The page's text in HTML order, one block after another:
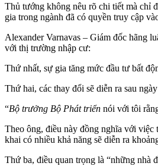
Thủ tướng không nêu rõ chi tiết mà chỉ
gia trong ngành đã có quyền truy cập
Alexander Varnavas – Giám đốc hãng
với thị trường nhập cư:
Thứ nhất, sự gia tăng mức đầu tư bất
Thứ hai, các thay đổi sẽ diễn ra sau
“Bộ trưởng Bộ Phát triển nói với tôi
Theo ông, điều này đồng nghĩa với
khai có nhiều khả năng sẽ diễn ra
Thứ ba, điều quan trọng là “những nhà